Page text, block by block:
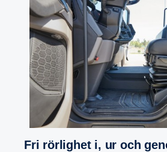
Fri rörlighet i, ur och